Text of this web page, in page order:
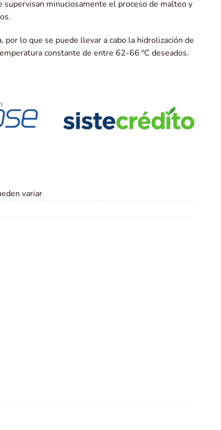
supervisan minuciosamente el proceso de malteo y
por lo que se puede llevar a cabo la hidrolización de
constante de entre 62-66 ºC deseados.
variar